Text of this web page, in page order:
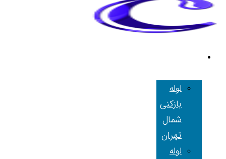
لوله
بازکنی
شمال
تهران
لوله